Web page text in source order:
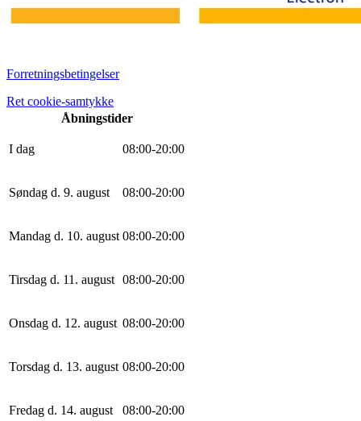
Forretningsbetingelser
Ret cookie-samtykke
Åbningstider
I dag 08:00-20:00
Søndag d. 9. august 08:00-20:00
Mandag d. 10. august 08:00-20:00
Tirsdag d. 11. august 08:00-20:00
Onsdag d. 12. august 08:00-20:00
Torsdag d. 13. august 08:00-20:00
Fredag d. 14. august 08:00-20:00